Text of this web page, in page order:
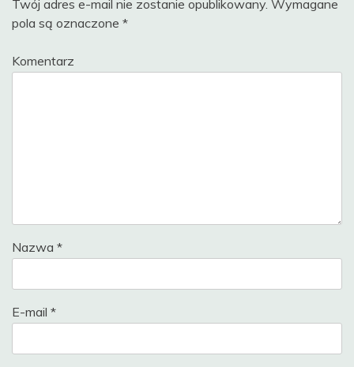
Twój adres e-mail nie zostanie opublikowany. Wymagane
pola są oznaczone *
Komentarz
Nazwa *
E-mail *